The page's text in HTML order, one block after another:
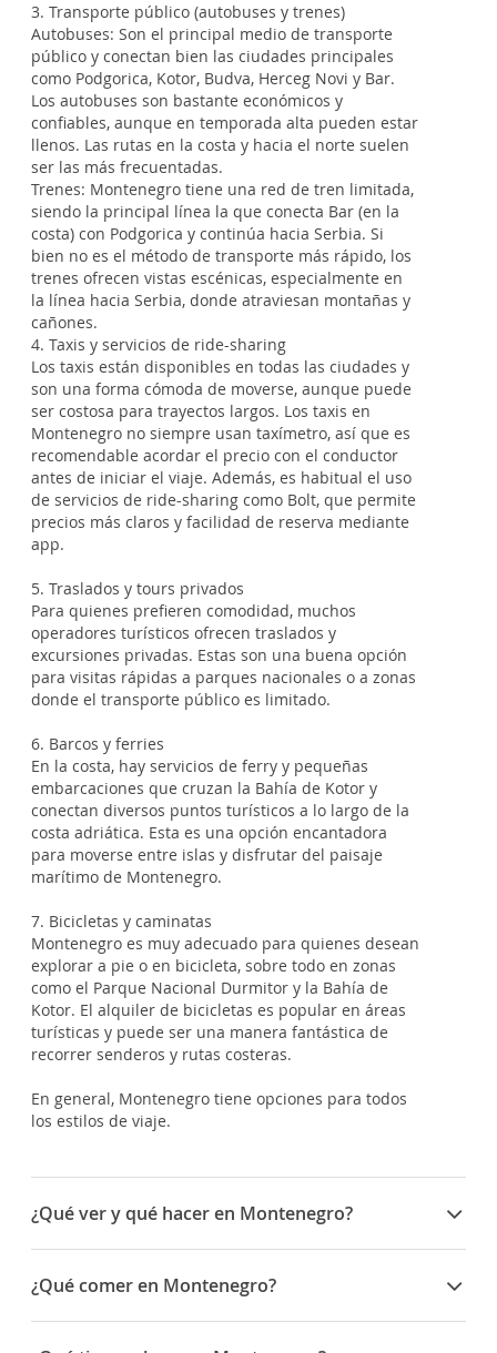
3. Transporte público (autobuses y trenes)
Autobuses: Son el principal medio de transporte
público y conectan bien las ciudades principales
como Podgorica, Kotor, Budva, Herceg Novi y Bar.
Los autobuses son bastante económicos y
confiables, aunque en temporada alta pueden estar
llenos. Las rutas en la costa y hacia el norte suelen
ser las más frecuentadas.
Trenes: Montenegro tiene una red de tren limitada,
siendo la principal línea la que conecta Bar (en la
costa) con Podgorica y continúa hacia Serbia. Si
bien no es el método de transporte más rápido, los
trenes ofrecen vistas escénicas, especialmente en
la línea hacia Serbia, donde atraviesan montañas y
cañones.
4. Taxis y servicios de ride-sharing
Los taxis están disponibles en todas las ciudades y
son una forma cómoda de moverse, aunque puede
ser costosa para trayectos largos. Los taxis en
Montenegro no siempre usan taxímetro, así que es
recomendable acordar el precio con el conductor
antes de iniciar el viaje. Además, es habitual el uso
de servicios de ride-sharing como Bolt, que permite
precios más claros y facilidad de reserva mediante
app.
5. Traslados y tours privados
Para quienes prefieren comodidad, muchos
operadores turísticos ofrecen traslados y
excursiones privadas. Estas son una buena opción
para visitas rápidas a parques nacionales o a zonas
donde el transporte público es limitado.
6. Barcos y ferries
En la costa, hay servicios de ferry y pequeñas
embarcaciones que cruzan la Bahía de Kotor y
conectan diversos puntos turísticos a lo largo de la
costa adriática. Esta es una opción encantadora
para moverse entre islas y disfrutar del paisaje
marítimo de Montenegro.
7. Bicicletas y caminatas
Montenegro es muy adecuado para quienes desean
explorar a pie o en bicicleta, sobre todo en zonas
como el Parque Nacional Durmitor y la Bahía de
Kotor. El alquiler de bicicletas es popular en áreas
turísticas y puede ser una manera fantástica de
recorrer senderos y rutas costeras.
En general, Montenegro tiene opciones para todos
los estilos de viaje.
¿Qué ver y qué hacer en Montenegro?
Montenegro es un destino diverso que combina
naturaleza, cultura, aventura y relax. Estos son sus
imperdibles:
Bahía de Kotor y Ciudad Vieja de Kotor: Patrimonio
¿Qué comer en Montenegro?
La gastronomía de Montenegro es rica y variada,
influenciada por las tradiciones balcánicas,